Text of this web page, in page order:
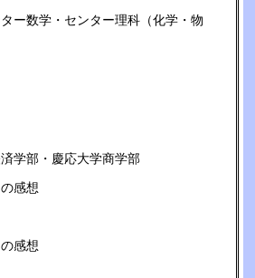
ー数学・センター理科（化学・物
学部・慶応大学商学部
感想
感想